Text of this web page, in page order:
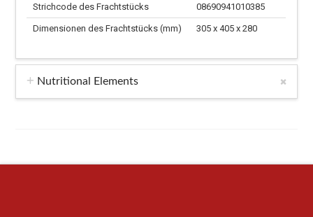
Strichcode des Frachtstücks 08690941010385
Dimensionen des Frachtstücks (mm) 305 x 405 x 280
Nutritional Elements